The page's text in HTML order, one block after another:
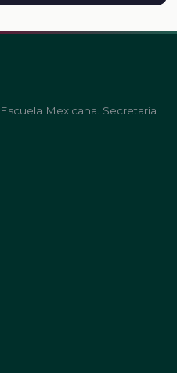
Mexicana. Secretaría